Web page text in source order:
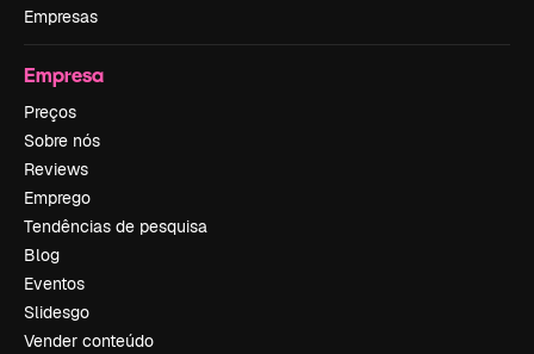
Empresas
Empresa
Preços
Sobre nós
Reviews
Emprego
Tendências de pesquisa
Blog
Eventos
Slidesgo
Vender conteúdo